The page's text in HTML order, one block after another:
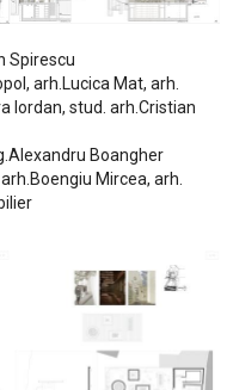
Spirescu
arh.Lucica Mat, arh.
Iordan, stud. arh.Cristian
Boangher
arh.Boengiu Mircea, arh.